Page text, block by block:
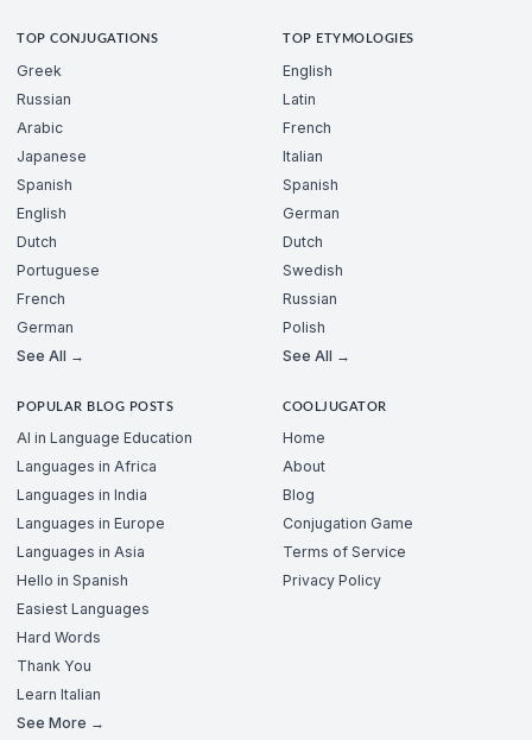
TOP CONJUGATIONS
Greek
Russian
Arabic
Japanese
Spanish
English
Dutch
Portuguese
French
German
See All →
TOP ETYMOLOGIES
English
Latin
French
Italian
Spanish
German
Dutch
Swedish
Russian
Polish
See All →
POPULAR BLOG POSTS
AI in Language Education
Languages in Africa
Languages in India
Languages in Europe
Languages in Asia
Hello in Spanish
Easiest Languages
Hard Words
Thank You
Learn Italian
See More →
COOLJUGATOR
Home
About
Blog
Conjugation Game
Terms of Service
Privacy Policy